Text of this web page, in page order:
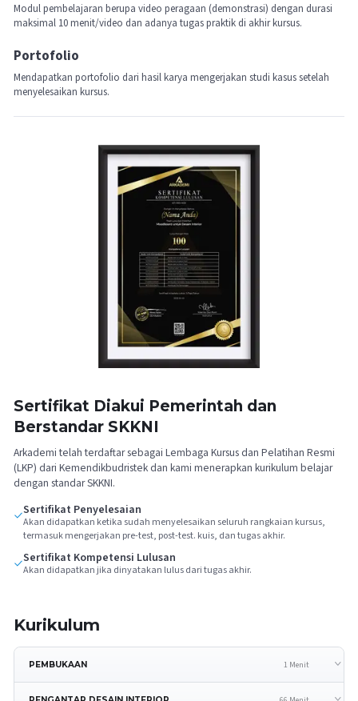
Modul pembelajaran berupa video peragaan (demonstrasi) dengan durasi
maksimal 10 menit/video dan adanya tugas praktik di akhir kursus.
Portofolio
Mendapatkan portofolio dari hasil karya mengerjakan studi kasus setelah
menyelesaikan kursus.
Sertifikat Diakui Pemerintah dan
Berstandar SKKNI
Arkademi telah terdaftar sebagai Lembaga Kursus dan Pelatihan Resmi
(LKP) dari Kemendikbudristek dan kami menerapkan kurikulum belajar
dengan standar SKKNI.
Sertifikat Penyelesaian
Akan didapatkan ketika sudah menyelesaikan seluruh rangkaian kursus,
termasuk mengerjakan pre-test, post-test. kuis, dan tugas akhir.
Sertifikat Kompetensi Lulusan
Akan didapatkan jika dinyatakan lulus dari tugas akhir.
Kurikulum
PEMBUKAAN 1 Menit